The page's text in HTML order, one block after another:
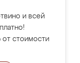
и всей
стоимости